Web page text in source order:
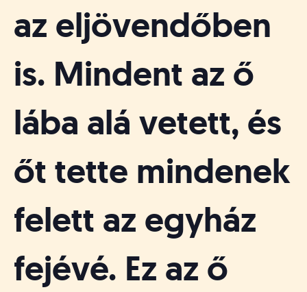
az eljövendőben
is. Mindent az ő
lába alá vetett, és
őt tette mindenek
felett az egyház
fejévé. Ez az ő